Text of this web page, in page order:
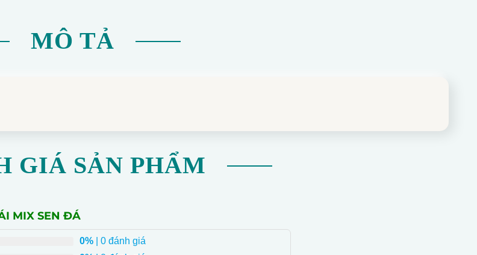
MÔ TẢ
GIÁ SẢN PHẨM
MIX SEN ĐÁ
0%| 0 đánh giá